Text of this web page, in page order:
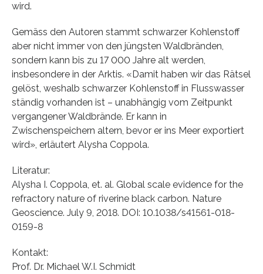
wird.
Gemäss den Autoren stammt schwarzer Kohlenstoff
aber nicht immer von den jüngsten Waldbränden,
sondern kann bis zu 17 000 Jahre alt werden,
insbesondere in der Arktis. «Damit haben wir das Rätsel
gelöst, weshalb schwarzer Kohlenstoff in Flusswasser
ständig vorhanden ist – unabhängig vom Zeitpunkt
vergangener Waldbrände. Er kann in
Zwischenspeichern altern, bevor er ins Meer exportiert
wird», erläutert Alysha Coppola.
Literatur:
Alysha I. Coppola, et. al. Global scale evidence for the
refractory nature of riverine black carbon. Nature
Geoscience. July 9, 2018. DOI: 10.1038/s41561-018-
0159-8
Kontakt:
Prof. Dr. Michael W.I. Schmidt